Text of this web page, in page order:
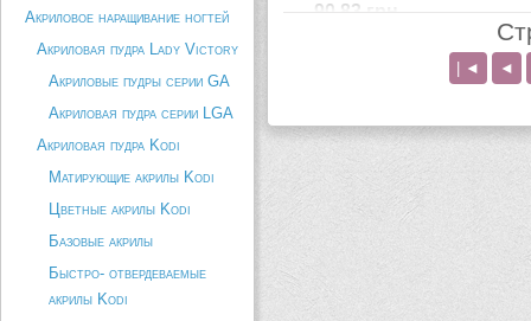
Акриловое наращивание ногтей
Акриловая пудра Lady Victory
Акриловые пудры серии GA
Акриловая пудра серии LGA
Акриловая пудра Kodi
Матирующие акрилы Kodi
Цветные акрилы Kodi
Базовые акрилы
Быстро- отвердеваемые
акрилы Kodi
90.83
Сахарный гель используется
видов дизайна ногтей при
улыбки. Нестандартный дизайн
Описание товара
| ◄ ◄